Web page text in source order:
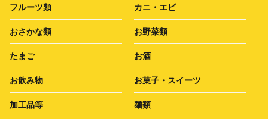
フルーツ類 カニ・エビ
おさかな類 お野菜類
たまご お酒
お飲み物 お菓子・スイーツ
加工品等 麺類